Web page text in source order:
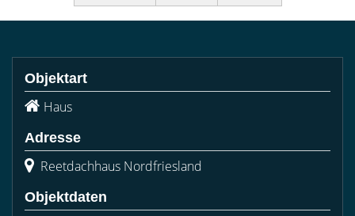
Objektart
Haus
Adresse
Reetdachhaus Nordfriesland
Objektdaten